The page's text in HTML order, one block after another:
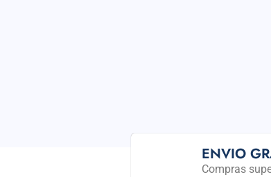
ENVIO
Compras